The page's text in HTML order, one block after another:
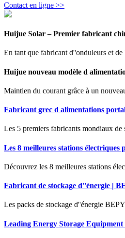
Contact en ligne >>
Huijue Solar – Premier fabricant
En tant que fabricant d''onduleurs et
Huijue nouveau modèle d
Maintien du courant grâce à un
Fabricant grec d alimentations
Les 5 premiers fabricants mondiaux de
Les 8 meilleures stations électriques
Découvrez les 8 meilleures stations
Fabricant de stockage d''énergie |
Les packs de stockage d''énergie
Leading Energy Storage